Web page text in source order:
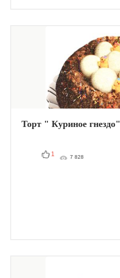
Торт " Куриное гнездо"
1 7 828